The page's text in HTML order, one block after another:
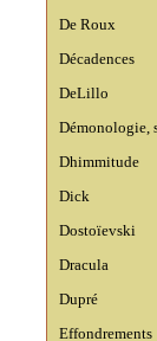
De Roux
Décadences
DeLillo
Démonologie,
Dhimmitude
Dick
Dostoïevski
Dracula
Dupré
Effondrements